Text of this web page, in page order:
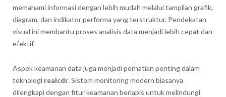
memahami informasi dengan lebih mudah melalui tampilan grafik,
diagram, dan indikator performa yang terstruktur. Pendekatan
visual ini membantu proses analisis data menjadi lebih cepat dan
efektif.
Aspek keamanan data juga menjadi perhatian penting dalam
teknologi realcdr. Sistem monitoring modern biasanya
dilengkapi dengan fitur keamanan berlapis untuk melindungi